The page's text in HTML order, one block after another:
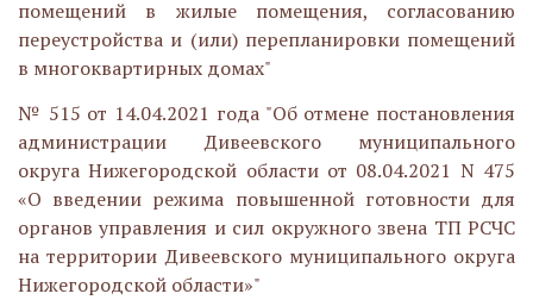
помещений в жилые помещения, согласованию
переустройства и (или) перепланировки помещений
в многоквартирных домах"
№ 515 от 14.04.2021 года "Об отмене постановления
администрации Дивеевского муниципального
округа Нижегородской области от 08.04.2021 N 475
«О введении режима повышенной готовности для
органов управления и сил окружного звена ТП РСЧС
на территории Дивеевского муниципального округа
Нижегородской области»"